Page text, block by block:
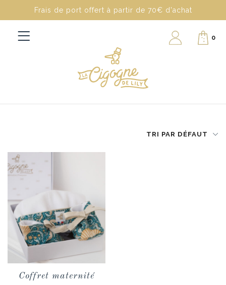
Frais de port offert à partir de 70€ d'achat
0
TRI PAR DÉFAUT
Coffret maternité